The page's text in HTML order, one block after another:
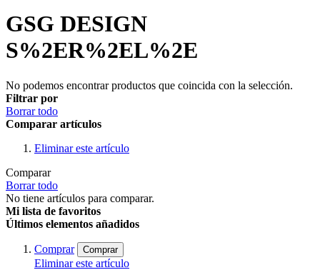
GSG DESIGN
S%2ER%2EL%2E
No podemos encontrar productos que coincida con la selección.
Filtrar por
Borrar todo
Comparar artículos
Eliminar este artículo
Comparar
Borrar todo
No tiene artículos para comparar.
Mi lista de favoritos
Últimos elementos añadidos
Comprar Comprar
Eliminar este artículo